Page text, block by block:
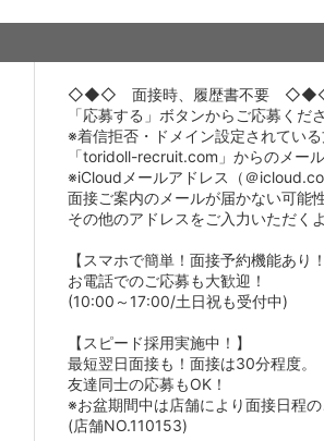
◇◆◇ 面接時、履歴書不要
「応募する」ボタンからご応募く
※着信拒否・ドメイン設定されている
「toridoll-recruit.com」からのメー
※iCloudメールアドレス（＠
面接ご案内のメールが届かない可能
その他のアドレスをご入力いただく
【スマホで簡単！面接予約機能あり！
お電話でのご応募も大歓迎！
(10:00～17:00/土日祝も受付中)
【スピード採用実施中！】
最短翌日面接も！面接は30分程度。
友達同士の応募もOK！
※お盆期間中は店舗により面接日程
(店舗NO.110153)